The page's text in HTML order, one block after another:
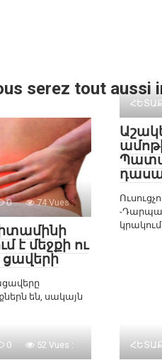
serez tout aussi
0 74 Vues :
է մեջքի ու
ցավերի
են, սակայն
-
0 52 Vues :